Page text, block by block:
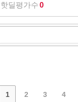
핫딜평가수0
1 2 3 4